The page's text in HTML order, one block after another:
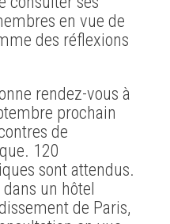
en vue de
des réflexions
rendez-vous à
prochain
de
120
sont attendus.
un hôtel
de Paris,